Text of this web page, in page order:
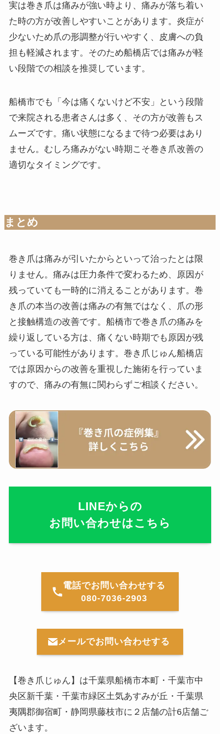
実は巻き爪は痛みが強い時より、痛みが落ち着い
た時の方が改善しやすいことがあります。炎症が
少ないため爪の形調整が行いやすく、皮膚への負
担も軽減されます。そのため船橋店では痛みが軽
い段階での相談を推奨しています。
船橋市でも「今は痛くないけど不安」という段階
で来院される患者さんは多く、その方が改善もス
ムーズです。痛い状態になるまで待つ必要はあり
ません。むしろ痛みがない時期こそ巻き爪改善の
適切なタイミングです。
まとめ
巻き爪は痛みが引いたからといって治ったとは限
りません。痛みは圧力条件で変わるため、原因が
残っていても一時的に消えることがあります。巻
き爪の本当の改善は痛みの有無ではなく、爪の形
と接触構造の改善です。船橋市で巻き爪の痛みを
繰り返している方は、痛くない時期でも原因が残
っている可能性があります。巻き爪じゅん船橋店
では原因からの改善を重視した施術を行っていま
すので、痛みの有無に関わらずご相談ください。
LINEからの
お問い合わせはこちら
電話でお問い合わせする
080-7036-2903
メールでお問い合わせする
【巻き爪じゅん】は千葉県船橋市本町・千葉市中
央区新千葉・千葉市緑区土気あすみが丘・千葉県
夷隅郡御宿町・静岡県藤枝市に２店舗の計6店舗ご
ざいます。